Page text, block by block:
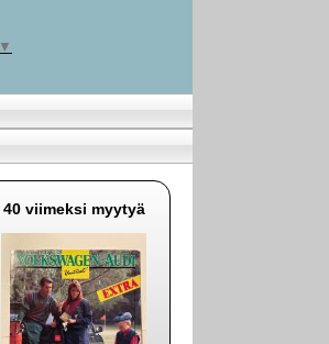
▼
40 viimeksi myytyä